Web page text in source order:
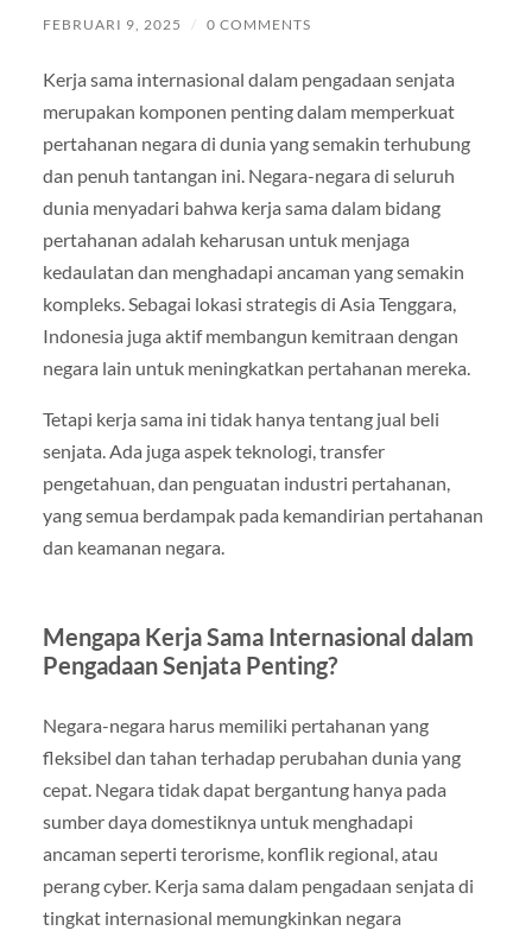
FEBRUARI 9, 2025 / 0 COMMENTS
Kerja sama internasional dalam pengadaan senjata
merupakan komponen penting dalam memperkuat
pertahanan negara di dunia yang semakin terhubung
dan penuh tantangan ini. Negara-negara di seluruh
dunia menyadari bahwa kerja sama dalam bidang
pertahanan adalah keharusan untuk menjaga
kedaulatan dan menghadapi ancaman yang semakin
kompleks. Sebagai lokasi strategis di Asia Tenggara,
Indonesia juga aktif membangun kemitraan dengan
negara lain untuk meningkatkan pertahanan mereka.
Tetapi kerja sama ini tidak hanya tentang jual beli
senjata. Ada juga aspek teknologi, transfer
pengetahuan, dan penguatan industri pertahanan,
yang semua berdampak pada kemandirian pertahanan
dan keamanan negara.
Mengapa Kerja Sama Internasional dalam
Pengadaan Senjata Penting?
Negara-negara harus memiliki pertahanan yang
fleksibel dan tahan terhadap perubahan dunia yang
cepat. Negara tidak dapat bergantung hanya pada
sumber daya domestiknya untuk menghadapi
ancaman seperti terorisme, konflik regional, atau
perang cyber. Kerja sama dalam pengadaan senjata di
tingkat internasional memungkinkan negara